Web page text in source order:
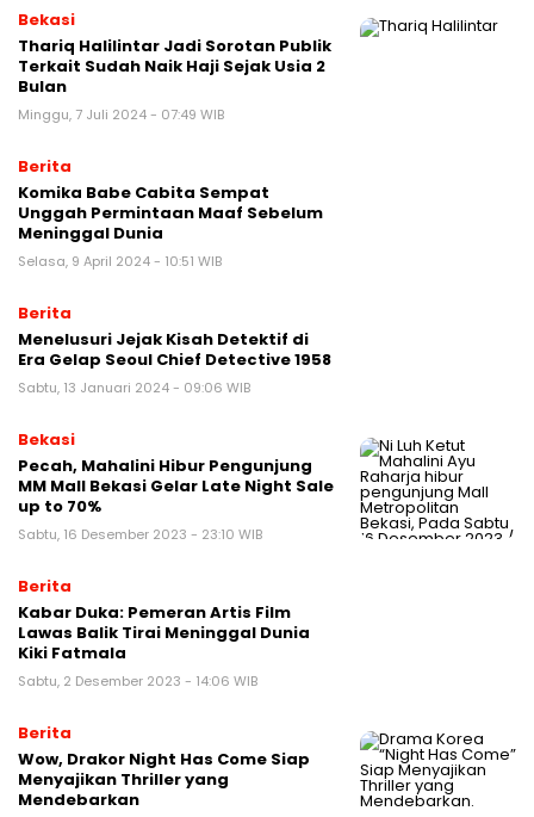
Bekasi
Thariq Halilintar Jadi Sorotan Publik
Terkait Sudah Naik Haji Sejak Usia 2
Bulan
Minggu, 7 Juli 2024 - 07:49 WIB
Berita
Komika Babe Cabita Sempat
Unggah Permintaan Maaf Sebelum
Meninggal Dunia
Selasa, 9 April 2024 - 10:51 WIB
Berita
Menelusuri Jejak Kisah Detektif di
Era Gelap Seoul Chief Detective 1958
Sabtu, 13 Januari 2024 - 09:06 WIB
Bekasi
Pecah, Mahalini Hibur Pengunjung
MM Mall Bekasi Gelar Late Night Sale
up to 70%
Sabtu, 16 Desember 2023 - 23:10 WIB
Berita
Kabar Duka: Pemeran Artis Film
Lawas Balik Tirai Meninggal Dunia
Kiki Fatmala
Sabtu, 2 Desember 2023 - 14:06 WIB
Berita
Wow, Drakor Night Has Come Siap
Menyajikan Thriller yang
Mendebarkan